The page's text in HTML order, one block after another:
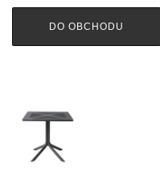
DO OBCHODU